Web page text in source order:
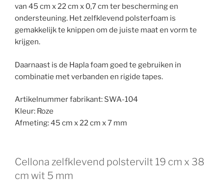
van 45 cm x 22 cm x 0,7 cm ter bescherming en
ondersteuning. Het zelfklevend polsterfoam is
gemakkelijk te knippen om de juiste maat en vorm te
krijgen.
Daarnaast is de Hapla foam goed te gebruiken in
combinatie met verbanden en rigide tapes.
Artikelnummer fabrikant: SWA-104
Kleur: Roze
Afmeting: 45 cm x 22 cm x 7 mm
Cellona zelfklevend polstervilt 19 cm x 38
cm wit 5 mm